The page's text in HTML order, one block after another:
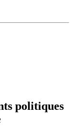
politiques